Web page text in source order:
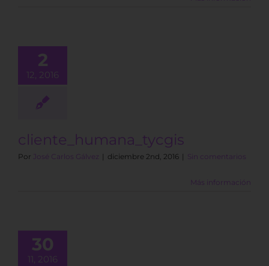
2
12, 2016
cliente_humana_tycgis
Por José Carlos Gálvez | diciembre 2nd, 2016 | Sin comentarios
Más información
30
11, 2016